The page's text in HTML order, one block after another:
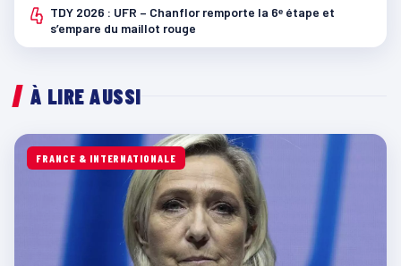
4 TDY 2026 : UFR – Chanflor remporte la 6ᵉ étape et
s’empare du maillot rouge
À LIRE AUSSI
FRANCE & INTERNATIONALE